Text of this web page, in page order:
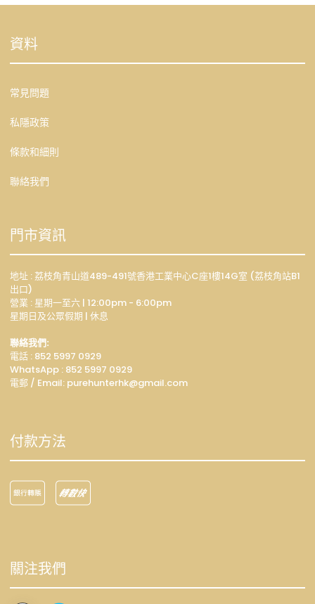
資料
常見問題
私隱政策
條款和細則
聯絡我們
門市資訊
地址 : 荔枝角青山道489-491號香港工業中心C座1樓14G室 (荔枝角站B1
出口)
營業 : 星期一至六 | 12:00pm - 6:00pm
星期日及公眾假期 | 休息
聯絡我們:
電話 : 852 5997 0929
WhatsApp : 852 5997 0929
電郵 / Email: purehunterhk@gmail.com
付款方法
關注我們